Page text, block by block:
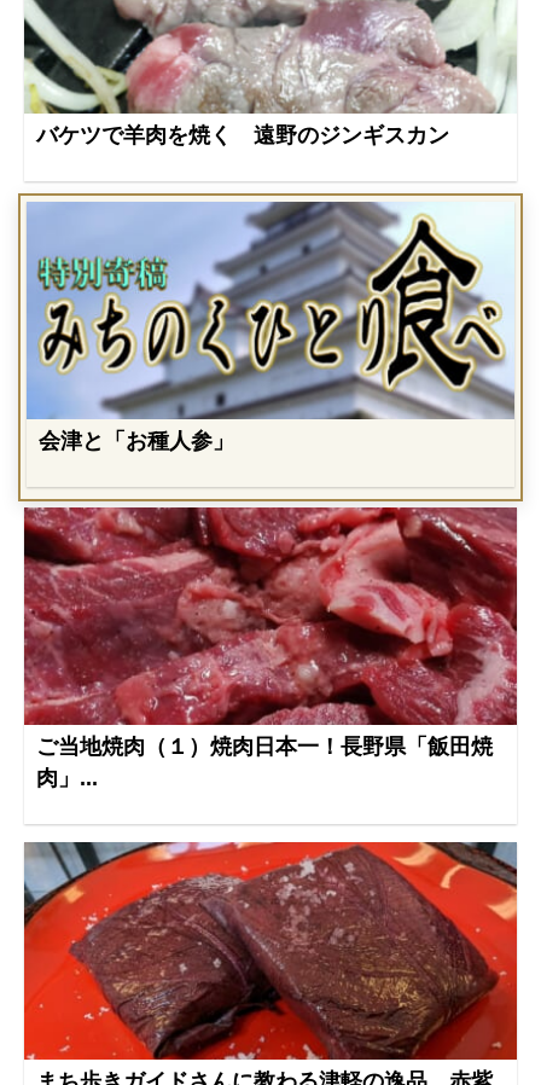
バケツで羊肉を焼く 遠野のジンギスカン
会津と「お種人参」
ご当地焼肉（１）焼肉日本一！長野県「飯田焼
肉」...